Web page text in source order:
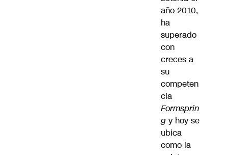
año 2010,
ha
superado
con
creces a
su
competen
cia
Formsprin
g y hoy se
ubica
como la